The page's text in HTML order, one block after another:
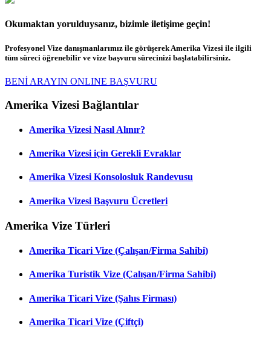
Okumaktan yorulduysanız, bizimle iletişime geçin!
Profesyonel Vize danışmanlarımız ile görüşerek Amerika Vizesi ile ilgili
tüm süreci öğrenebilir ve vize başvuru sürecinizi başlatabilirsiniz.
BENİ ARAYIN ONLINE BAŞVURU
Amerika Vizesi Bağlantılar
Amerika Vizesi Nasıl Alınır?
Amerika Vizesi için Gerekli Evraklar
Amerika Vizesi Konsolosluk Randevusu
Amerika Vizesi Başvuru Ücretleri
Amerika Vize Türleri
Amerika Ticari Vize (Çalışan/Firma Sahibi)
Amerika Turistik Vize (Çalışan/Firma Sahibi)
Amerika Ticari Vize (Şahıs Firması)
Amerika Ticari Vize (Çiftçi)